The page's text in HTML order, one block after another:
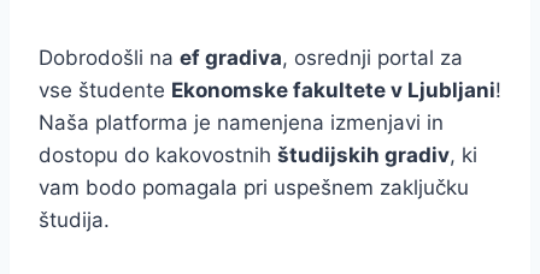
Dobrodošli na ef gradiva, osrednji portal za
vse študente Ekonomske fakultete v Ljubljani!
Naša platforma je namenjena izmenjavi in
dostopu do kakovostnih študijskih gradiv, ki
vam bodo pomagala pri uspešnem zaključku
študija.